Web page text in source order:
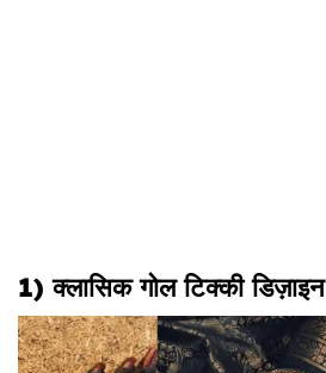
1) क्लासिक गोल टिक्की डिज़ाइन